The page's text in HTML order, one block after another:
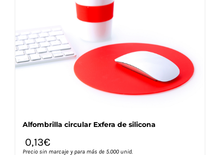
opciones
se
elegir
en
de
producto
Alfombrilla circular Exfera de silicona
0,13€
Precio sin marcaje y para más de 5.000 unid.